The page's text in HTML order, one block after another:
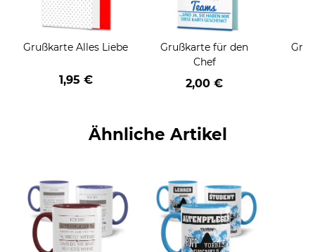
Grußkarte Alles Liebe
1,95 €
Grußkarte für den
Chef
2,00 €
Ähnliche Artikel